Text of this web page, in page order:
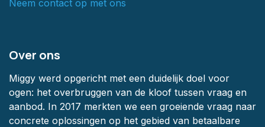
Neem contact op met ons
Over ons
Miggy werd opgericht met een duidelijk doel voor
ogen: het overbruggen van de kloof tussen vraag en
aanbod. In 2017 merkten we een groeiende vraag naar
concrete oplossingen op het gebied van betaalbare